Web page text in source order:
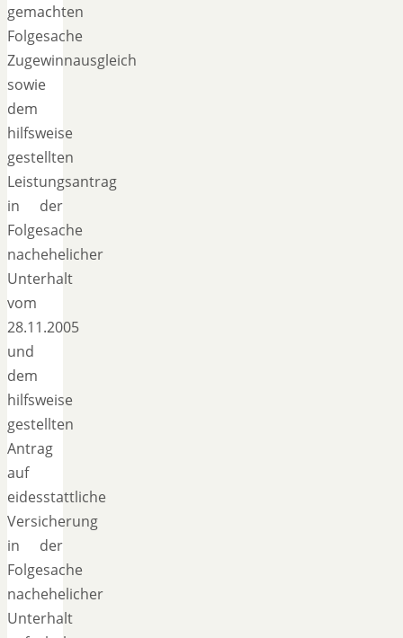
gemachten
Folgesache
Zugewinnausgleich
sowie
dem
hilfsweise
gestellten
Leistungsantrag
in der
Folgesache
nachehelicher
Unterhalt
vom
28.11.2005
und
dem
hilfsweise
gestellten
Antrag
auf
eidesstattliche
Versicherung
in der
Folgesache
nachehelicher
Unterhalt